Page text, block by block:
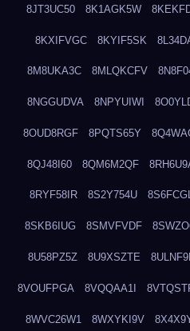
8JT3UC50 8K1AGK5W
8KXIFVGC 8KYIF5SK
8M8UKA3C 8MLQKCFV
8NGGUDVA 8NPYUIWI
8OUD8RGF 8PQTS65Y
8QJ48I60 8QM6M2QF
8RYF58IR 8S2Y754U
8SKB6IUG 8SMVFVDF
8U58PZ5Z 8U9XSZTE
8VOUFPGA 8VQQAA1I
8WVC26W1 8WXYKI9V